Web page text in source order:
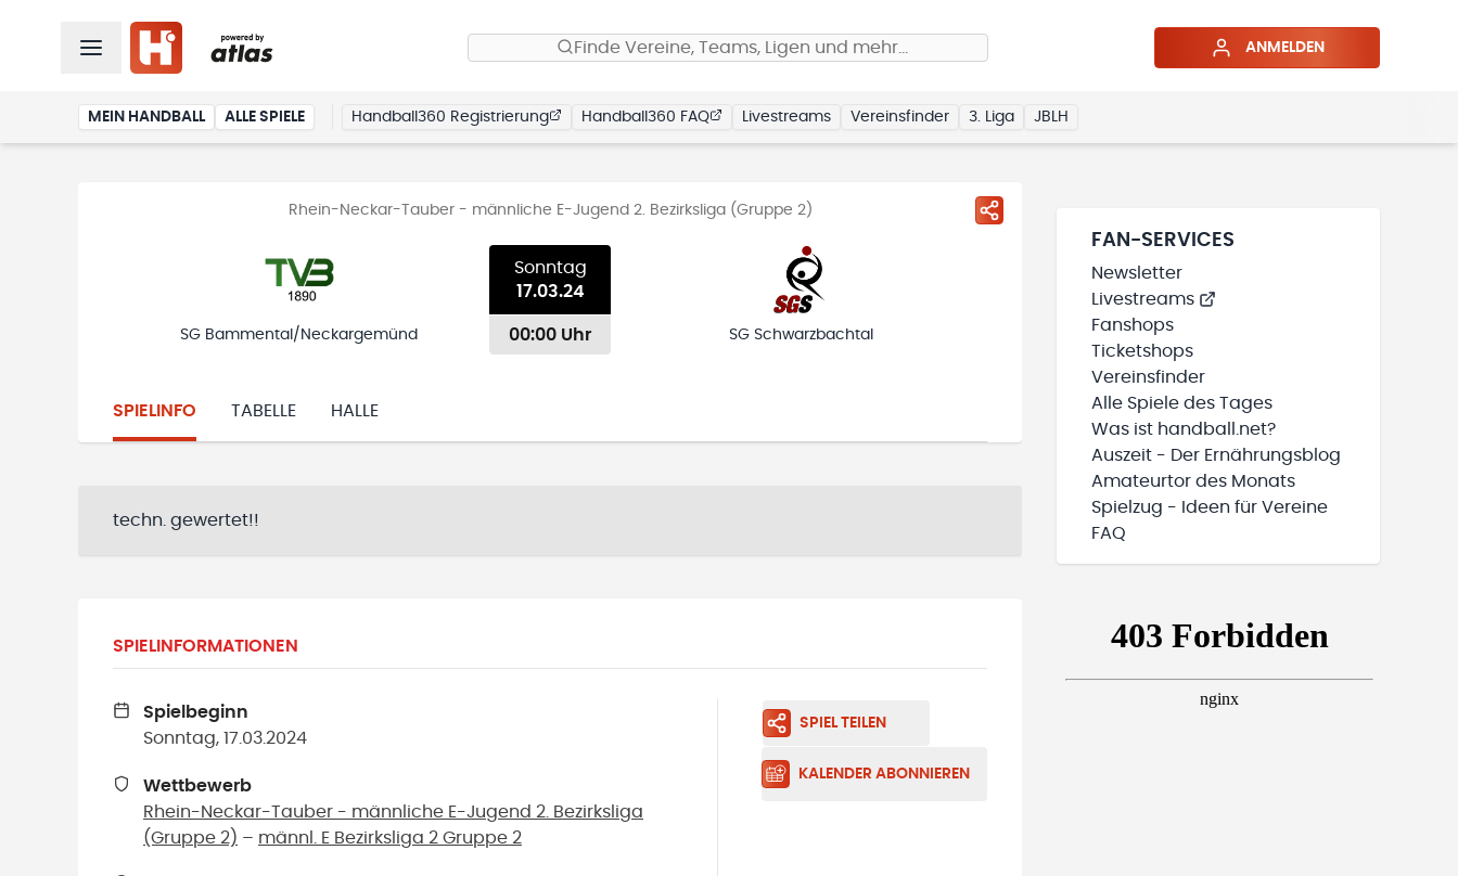
Finde Vereine, Teams, Ligen und mehr… ANMELDEN
MEIN HANDBALL ALLE SPIELE Handball360 Registrierung Handball360 FAQ Livestreams Vereinsfinder 3. Liga JBLH
Rhein-Neckar-Tauber - männliche E-Jugend 2. Bezirksliga (Gruppe 2)
SG Bammental/Neckargemünd
Sonntag
17.03.24
00:00 Uhr SG Schwarzbachtal
SPIELINFO TABELLE HALLE
techn. gewertet!!
SPIELINFORMATIONEN
Spielbeginn
Sonntag, 17.03.2024
Wettbewerb
Rhein-Neckar-Tauber - männliche E-Jugend 2. Bezirksliga
(Gruppe 2) – männl. E Bezirksliga 2 Gruppe 2
SPIEL TEILEN
KALENDER ABONNIEREN
FAN-SERVICES
Newsletter
Livestreams
Fanshops
Ticketshops
Vereinsfinder
Alle Spiele des Tages
Was ist handball.net?
Auszeit - Der Ernährungsblog
Amateurtor des Monats
Spielzug - Ideen für Vereine
FAQ